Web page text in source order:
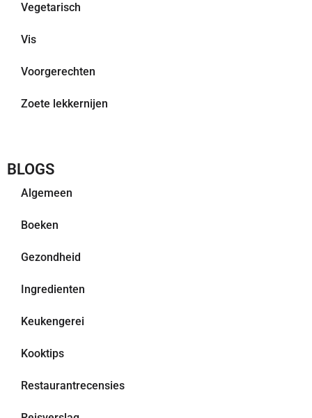
Vegetarisch
Vis
Voorgerechten
Zoete lekkernijen
BLOGS
Algemeen
Boeken
Gezondheid
Ingredienten
Keukengerei
Kooktips
Restaurantrecensies